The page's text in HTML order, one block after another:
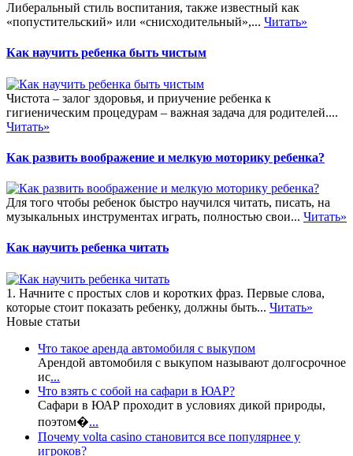
Либеральный стиль воспитания, также известный как
«попустительский» или «снисходительный»,... Читать»
Как научить ребенка быть чистым
Чистота – залог здоровья, и приучение ребенка к
гигиеническим процедурам – важная задача для родителей....
Читать»
Как развить воображение и мелкую моторику ребенка?
Для того чтобы ребенок быстро научился читать, писать, на
музыкальных инструментах играть, полностью свои... Читать»
Как научить ребенка читать
1. Начните с простых слов и коротких фраз. Первые слова,
которые стоит показать ребенку, должны быть... Читать»
Новые статьи
Что такое аренда автомобиля с выкупом
Арендой автомобиля с выкупом называют долгосрочное
ис...
Что взять с собой на сафари в ЮАР?
Сафари в ЮАР проходит в условиях дикой природы,
поэтом�...
Почему volta casino становится все популярнее у
игроков?